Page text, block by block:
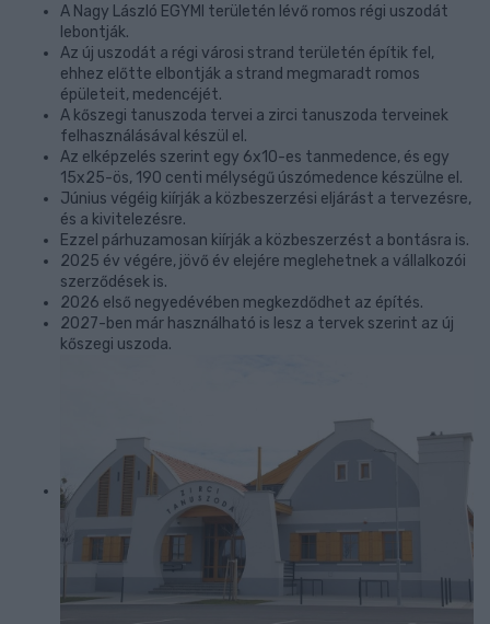
A Nagy László EGYMI területén lévő romos régi uszodát
lebontják.
Az új uszodát a régi városi strand területén építik fel,
ehhez előtte elbontják a strand megmaradt romos
épületeit, medencéjét.
A kőszegi tanuszoda tervei a zirci tanuszoda terveinek
felhasználásával készül el.
Az elképzelés szerint egy 6x10-es tanmedence, és egy
15x25-ös, 190 centi mélységű úszómedence készülne el.
Június végéig kiírják a közbeszerzési eljárást a tervezésre,
és a kivitelezésre.
Ezzel párhuzamosan kiírják a közbeszerzést a bontásra is.
2025 év végére, jövő év elejére meglehetnek a vállalkozói
szerződések is.
2026 első negyedévében megkezdődhet az építés.
2027-ben már használható is lesz a tervek szerint az új
kőszegi uszoda.